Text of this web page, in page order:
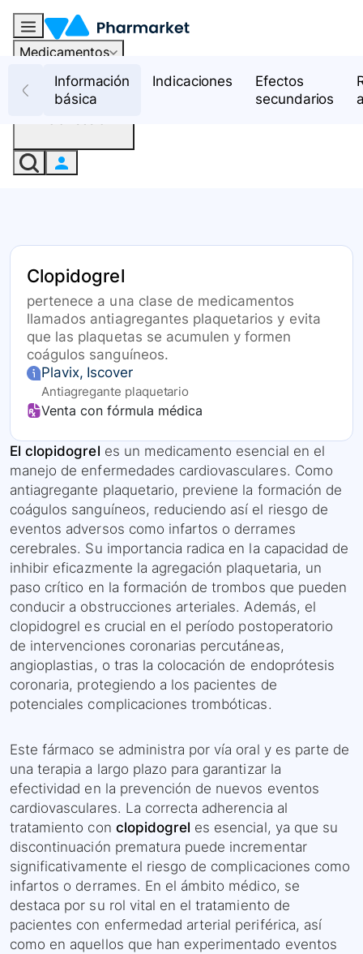
Medicamentos
RecursosInformación
básica
Indicaciones
Efectos
secundarios
Clopidogrel
pertenece a una clase de medicamentos
llamados antiagregantes plaquetarios y evita
que las plaquetas se acumulen y formen
coágulos sanguíneos.
Plavix, Iscover
Antiagregante plaquetario
Venta con fórmula médica
El clopidogrel es un medicamento esencial en el
manejo de enfermedades cardiovasculares. Como
antiagregante plaquetario, previene la formación de
coágulos sanguíneos, reduciendo así el riesgo de
eventos adversos como infartos o derrames
cerebrales. Su importancia radica en la capacidad de
inhibir eficazmente la agregación plaquetaria, un
paso crítico en la formación de trombos que pueden
conducir a obstrucciones arteriales. Además, el
clopidogrel es crucial en el período postoperatorio
de intervenciones coronarias percutáneas,
angioplastias, o tras la colocación de endoprótesis
coronaria, protegiendo a los pacientes de
potenciales complicaciones trombóticas.
Este fármaco se administra por vía oral y es parte de
una terapia a largo plazo para garantizar la
efectividad en la prevención de nuevos eventos
cardiovasculares. La correcta adherencia al
tratamiento con clopidogrel es esencial, ya que su
discontinuación prematura puede incrementar
significativamente el riesgo de complicaciones como
infartos o derrames. En el ámbito médico, se
destaca por su rol vital en el tratamiento de
pacientes con enfermedad arterial periférica, así
como en aquellos que han experimentado eventos